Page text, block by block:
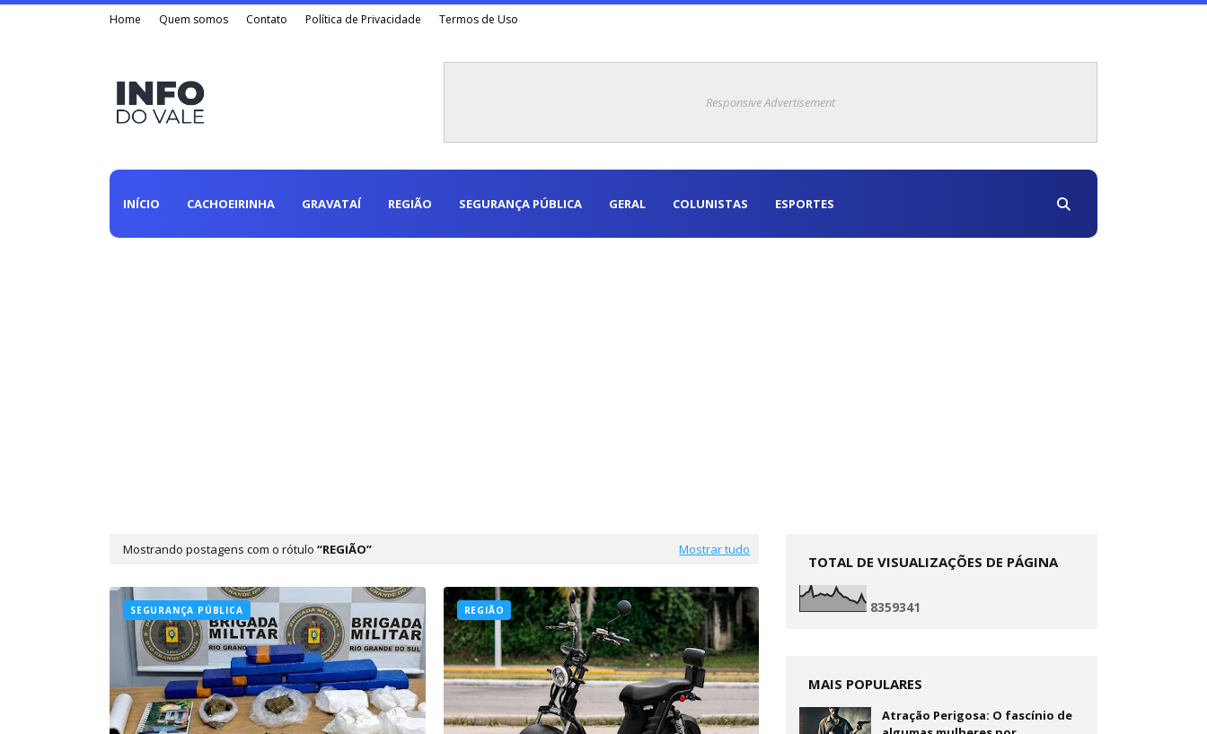
Home Quem somos Contato Política de Privacidade Termos de Uso
Responsive Advertisement
INÍCIO CACHOEIRINHA GRAVATAÍ REGIÃO SEGURANÇA PÚBLICA GERAL COLUNISTAS ESPORTES
Mostrando postagens com o rótulo REGIÃO Mostrar tudo
SEGURANÇA PÚBLICA REGIÃO
TOTAL DE VISUALIZAÇÕES DE PÁGINA
8359341
MAIS POPULARES
Atração Perigosa: O fascínio de